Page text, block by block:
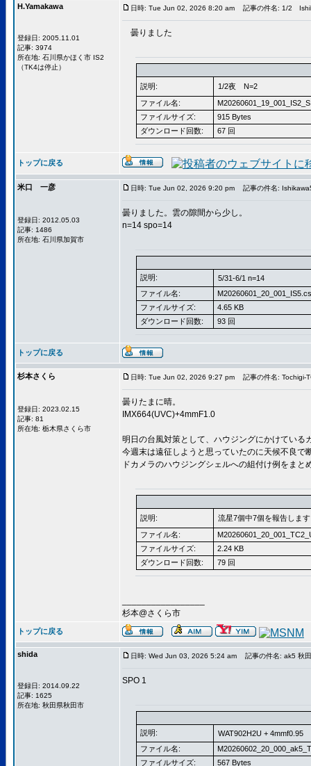
H.Yamakawa
登録日: 2005.11.01
記事: 3974
所在地: 石川県かほく市 IS2
（TK4は停止）
日時: Tue Jun 02, 2026 8:20 am 記事の件名: 1/2
曇りました
説明:
1/2夜 N=2
ファイル名:
ファイルサイズ:
915 Bytes
ダウンロード回数:
67 回
トップに戻る
米口 一彦
登録日: 2012.05.03
記事: 1486
所在地: 石川県加賀市
日時: Tue Jun 02, 2026 9:20 pm 記事の件名:
曇りました。雲の隙間から少し。
n=14 spo=14
説明:
5/31-6/1 n=14
ファイル名:
ファイルサイズ:
4.65 KB
ダウンロード回数:
93 回
トップに戻る
杉本さくら
登録日: 2023.02.15
記事: 81
所在地: 栃木県さくら市
日時: Tue Jun 02, 2026 9:27 pm 記事の件名: Tochigi-
曇りたまに晴。
IMX664(UVC)+4mmF1.0
明日の台風対策として、ハウジングにかけてい
今週末は遠征しようと思っていたのに天候不良
ドカメラのハウジングシェルへの組付け例をまと
説明:
流星7個中7個を報告しま
ファイル名:
ファイルサイズ:
2.24 KB
ダウンロード回数:
79 回
杉本@さくら市
トップに戻る
shida
登録日: 2014.09.22
記事: 1625
所在地: 秋田県秋田市
日時: Wed Jun 03, 2026 5:24 am 記事の件名: ak5
SPO 1
説明:
WAT902H2U + 4mmf0.95
ファイル名:
ファイルサイズ:
567 Bytes